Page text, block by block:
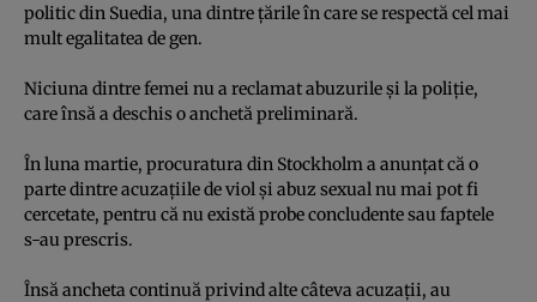
politic din Suedia, una dintre ţările în care se respectă cel mai
mult egalitatea de gen.
Niciuna dintre femei nu a reclamat abuzurile şi la poliţie,
care însă a deschis o anchetă preliminară.
În luna martie, procuratura din Stockholm a anunţat că o
parte dintre acuzaţiile de viol şi abuz sexual nu mai pot fi
cercetate, pentru că nu există probe concludente sau faptele
s-au prescris.
Însă ancheta continuă privind alte câteva acuzaţii, au